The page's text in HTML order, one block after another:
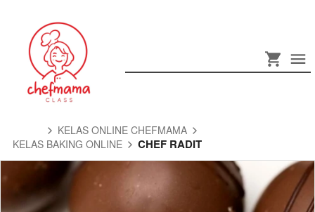
KELAS ONLINE CHEFMAMA
KELAS BAKING ONLINE
CHEF RADIT